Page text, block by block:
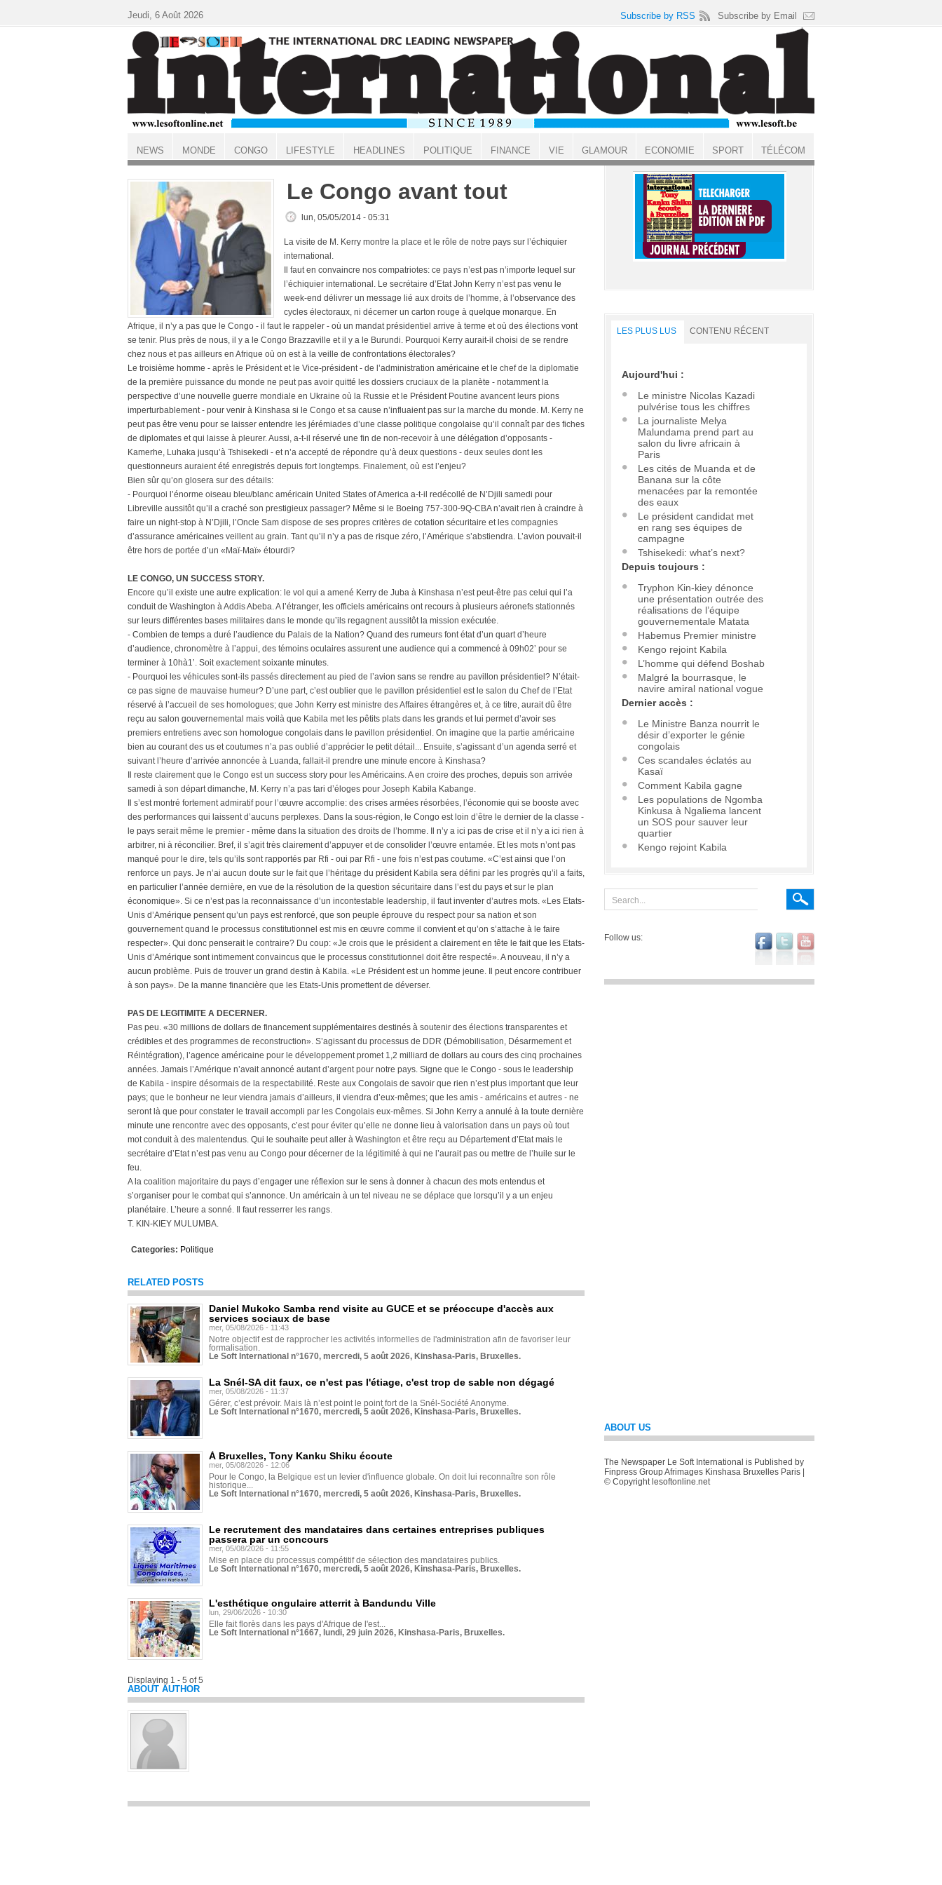
ACCUEIL
Le Congo avant tout
lun, 05/05/2014 - 05:31
La visite de M. Kerry montre la place et le rôle de notre pays sur l’échiquier
international.
Il faut en convaincre nos compatriotes: ce pays n’est pas n’importe lequel sur
l’échiquier international. Le secrétaire d’Etat John Kerry n’est pas venu le
week-end délivrer un message lié aux droits de l’homme, à l’observance des
cycles électoraux, ni décerner un carton rouge à quelque monarque. En
Afrique, il n’y a pas que le Congo - il faut le rappeler - où un mandat présidentiel arrive à terme et où des élections vont
se tenir. Plus près de nous, il y a le Congo Brazzaville et il y a le Burundi. Pourquoi Kerry aurait-il choisi de se rendre
chez nous et pas ailleurs en Afrique où on est à la veille de confrontations électorales?
Le troisième homme - après le Président et le Vice-président - de l’administration américaine et le chef de la diplomatie
de la première puissance du monde ne peut pas avoir quitté les dossiers cruciaux de la planète - notamment la
perspective d’une nouvelle guerre mondiale en Ukraine où la Russie et le Président Poutine avancent leurs pions
imperturbablement - pour venir à Kinshasa si le Congo et sa cause n’influaient pas sur la marche du monde. M. Kerry ne
peut pas être venu pour se laisser entendre les jérémiades d’une classe politique congolaise qu’il connaît par des fiches
de diplomates et qui laisse à pleurer. Aussi, a-t-il réservé une fin de non-recevoir à une délégation d’opposants -
Kamerhe, Luhaka jusqu’à Tshisekedi - et n’a accepté de répondre qu’à deux questions - deux seules dont les
questionneurs auraient été enregistrés depuis fort longtemps. Finalement, où est l’enjeu?
Bien sûr qu’on glosera sur des détails:
- Pourquoi l’énorme oiseau bleu/blanc américain United States of America a-t-il redécollé de N’Djili samedi pour
Libreville aussitôt qu’il a craché son prestigieux passager? Même si le Boeing 757-300-9Q-CBA n’avait rien à craindre à
faire un night-stop à N’Djili, l’Oncle Sam dispose de ses propres critères de cotation sécuritaire et les compagnies
d’assurance américaines veillent au grain. Tant qu’il n’y a pas de risque zéro, l’Amérique s’abstiendra. L’avion pouvait-il
être hors de portée d’un «Maï-Maï» étourdi?
LE CONGO, UN SUCCESS STORY.
Encore qu’il existe une autre explication: le vol qui a amené Kerry de Juba à Kinshasa n’est peut-être pas celui qui l’a
conduit de Washington à Addis Abeba. A l’étranger, les officiels américains ont recours à plusieurs aéronefs stationnés
sur leurs différentes bases militaires dans le monde qu’ils regagnent aussitôt la mission exécutée.
- Combien de temps a duré l’audience du Palais de la Nation? Quand des rumeurs font état d’un quart d’heure
d’audience, chronomètre à l’appui, des témoins oculaires assurent une audience qui a commencé à 09h02’ pour se
terminer à 10hà1’. Soit exactement soixante minutes.
- Pourquoi les véhicules sont-ils passés directement au pied de l’avion sans se rendre au pavillon présidentiel? N’était-
ce pas signe de mauvaise humeur? D’une part, c’est oublier que le pavillon présidentiel est le salon du Chef de l’Etat
réservé à l’accueil de ses homologues; que John Kerry est ministre des Affaires étrangères et, à ce titre, aurait dû être
reçu au salon gouvernemental mais voilà que Kabila met les pêtits plats dans les grands et lui permet d’avoir ses
premiers entretiens avec son homologue congolais dans le pavillon présidentiel. On imagine que la partie américaine
bien au courant des us et coutumes n’a pas oublié d’apprécier le petit détail... Ensuite, s’agissant d’un agenda serré et
suivant l’heure d’arrivée annoncée à Luanda, fallait-il prendre une minute encore à Kinshasa?
Il reste clairement que le Congo est un success story pour les Américains. A en croire des proches, depuis son arrivée
samedi à son départ dimanche, M. Kerry n’a pas tari d’éloges pour Joseph Kabila Kabange.
Il s’est montré fortement admiratif pour l’œuvre accomplie: des crises armées résorbées, l’économie qui se booste avec
des performances qui laissent d’aucuns perplexes. Dans la sous-région, le Congo est loin d’être le dernier de la classe -
le pays serait même le premier - même dans la situation des droits de l’homme. Il n’y a ici pas de crise et il n’y a ici rien à
arbitrer, ni à réconcilier. Bref, il s’agit très clairement d’appuyer et de consolider l’œuvre entamée. Et les mots n’ont pas
manqué pour le dire, tels qu’ils sont rapportés par Rfi - oui par Rfi - une fois n’est pas coutume. «C’est ainsi que l’on
renforce un pays. Je n’ai aucun doute sur le fait que l’héritage du président Kabila sera défini par les progrès qu’il a faits,
en particulier l’année dernière, en vue de la résolution de la question sécuritaire dans l’est du pays et sur le plan
économique». Si ce n’est pas la reconnaissance d’un incontestable leadership, il faut inventer d’autres mots. «Les Etats-
Unis d’Amérique pensent qu’un pays est renforcé, que son peuple éprouve du respect pour sa nation et son
gouvernement quand le processus constitutionnel est mis en œuvre comme il convient et qu’on s’attache à le faire
respecter». Qui donc penserait le contraire? Du coup: «Je crois que le président a clairement en tête le fait que les Etats-
Unis d’Amérique sont intimement convaincus que le processus constitutionnel doit être respecté». A nouveau, il n’y a
aucun problème. Puis de trouver un grand destin à Kabila. «Le Président est un homme jeune. Il peut encore contribuer
à son pays». De la manne financière que les Etats-Unis promettent de déverser.
PAS DE LEGITIMITE A DECERNER.
Pas peu. «30 millions de dollars de financement supplémentaires destinés à soutenir des élections transparentes et
crédibles et des programmes de reconstruction». S’agissant du processus de DDR (Démobilisation, Désarmement et
Réintégration), l’agence américaine pour le développement promet 1,2 milliard de dollars au cours des cinq prochaines
années. Jamais l’Amérique n’avait annoncé autant d’argent pour notre pays. Signe que le Congo - sous le leadership
de Kabila - inspire désormais de la respectabilité. Reste aux Congolais de savoir que rien n’est plus important que leur
pays; que le bonheur ne leur viendra jamais d’ailleurs, il viendra d’eux-mêmes; que les amis - américains et autres - ne
seront là que pour constater le travail accompli par les Congolais eux-mêmes. Si John Kerry a annulé à la toute dernière
minute une rencontre avec des opposants, c’est pour éviter qu’elle ne donne lieu à valorisation dans un pays où tout
mot conduit à des malentendus. Qui le souhaite peut aller à Washington et être reçu au Département d’Etat mais le
secrétaire d’Etat n’est pas venu au Congo pour décerner de la légitimité à qui ne l’aurait pas ou mettre de l’huile sur le
feu.
A la coalition majoritaire du pays d’engager une réflexion sur le sens à donner à chacun des mots entendus et
s’organiser pour le combat qui s’annonce. Un américain à un tel niveau ne se déplace que lorsqu’il y a un enjeu
planétaire. L’heure a sonné. Il faut resserrer les rangs.
T. KIN-KIEY MULUMBA.
Categories: Politique
RELATED POSTS
Daniel Mukoko Samba rend visite au GUCE et se préoccupe d'accès aux
services sociaux de base
mer, 05/08/2026 - 11:43
Notre objectif est de rapprocher les activités informelles de l'administration afin de favoriser leur
formalisation.
Le Soft International n°1670, mercredi, 5 août 2026, Kinshasa-Paris, Bruxelles.
La Snél-SA dit faux, ce n'est pas l'étiage, c'est trop de sable non dégagé
mer, 05/08/2026 - 11:37
Gérer, c’est prévoir. Mais là n’est point le point fort de la Snél-Société Anonyme.
Le Soft International n°1670, mercredi, 5 août 2026, Kinshasa-Paris, Bruxelles.
À Bruxelles, Tony Kanku Shiku écoute
mer, 05/08/2026 - 12:06
Pour le Congo, la Belgique est un levier d'influence globale. On doit lui reconnaître son rôle
historique...
Le Soft International n°1670, mercredi, 5 août 2026, Kinshasa-Paris, Bruxelles.
Le recrutement des mandataires dans certaines entreprises publiques
passera par un concours
mer, 05/08/2026 - 11:55
Mise en place du processus compétitif de sélection des mandataires publics.
Le Soft International n°1670, mercredi, 5 août 2026, Kinshasa-Paris, Bruxelles.
L'esthétique ongulaire atterrit à Bandundu Ville
lun, 29/06/2026 - 10:30
Elle fait florès dans les pays d'Afrique de l'est...
Le Soft International n°1667, lundi, 29 juin 2026, Kinshasa-Paris, Bruxelles.
Displaying 1 - 5 of 5
ABOUT AUTHOR
LES PLUS LUS CONTENU RÉCENT
Aujourd'hui :
Le ministre Nicolas Kazadi
pulvérise tous les chiffres
La journaliste Melya
Malundama prend part au
salon du livre africain à
Paris
Les cités de Muanda et de
Banana sur la côte
menacées par la remontée
des eaux
Le président candidat met
en rang ses équipes de
campagne
Tshisekedi: what’s next?
Depuis toujours :
Tryphon Kin-kiey dénonce
une présentation outrée des
réalisations de l’équipe
gouvernementale Matata
Habemus Premier ministre
Kengo rejoint Kabila
L’homme qui défend Boshab
Malgré la bourrasque, le
navire amiral national vogue
Dernier accès :
Le Ministre Banza nourrit le
désir d’exporter le génie
congolais
Ces scandales éclatés au
Kasaï
Comment Kabila gagne
Les populations de Ngomba
Kinkusa à Ngaliema lancent
un SOS pour sauver leur
quartier
Kengo rejoint Kabila
Follow us:
ABOUT US
The Newspaper Le Soft International is Published by
Finpress Group Afrimages Kinshasa Bruxelles Paris |
© Copyright lesoftonline.net
Jeudi, 6 Août 2026 Subscribe by RSS Subscribe by Email
NEWS MONDE CONGO LIFESTYLE HEADLINES POLITIQUE FINANCE VIE GLAMOUR ECONOMIE SPORT TÉLÉCOM